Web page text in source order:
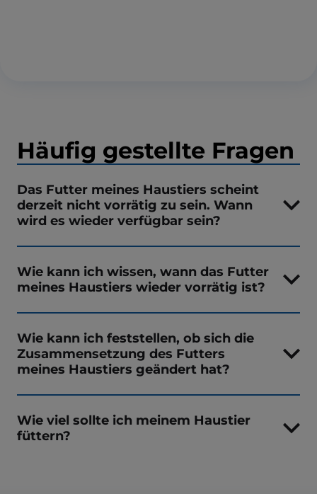
Häufig gestellte Fragen
Das Futter meines Haustiers scheint
derzeit nicht vorrätig zu sein. Wann
wird es wieder verfügbar sein?
Wie kann ich wissen, wann das Futter
meines Haustiers wieder vorrätig ist?
Wie kann ich feststellen, ob sich die
Zusammensetzung des Futters
meines Haustiers geändert hat?
Wie viel sollte ich meinem Haustier
füttern?